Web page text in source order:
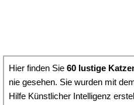
Hier finden Sie 60 lustige
nie gesehen. Sie wurden mit
Hilfe Künstlicher Intelligenz